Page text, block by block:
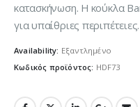
κατασκήνωση. Η κούκλα
για υπαίθριες περιπέτειες.
Availability: Εξαντλημένο
Κωδικός προϊόντος: HDF73